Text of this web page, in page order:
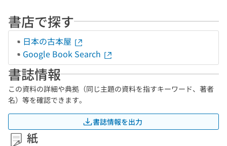
書店で探す
日本の古本屋
Google Book Search
書誌情報
この資料の詳細や典拠（同じ主題の資料を指すキーワード、著者
名）等を確認できます。
書誌情報を出力
紙